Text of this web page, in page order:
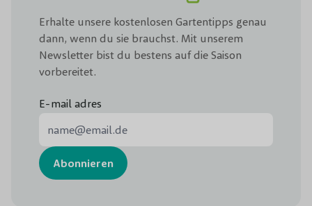
Erhalte unsere kostenlosen Gartentipps genau
dann, wenn du sie brauchst. Mit unserem
Newsletter bist du bestens auf die Saison
vorbereitet.
E-mail adres
Abonnieren